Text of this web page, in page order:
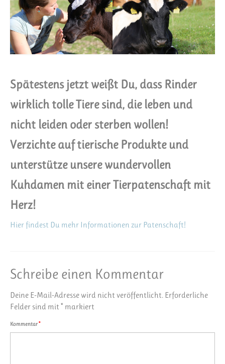
Spätestens jetzt weißt Du, dass Rinder
wirklich tolle Tiere sind, die leben und
nicht leiden oder sterben wollen!
Verzichte auf tierische Produkte und
unterstütze unsere wundervollen
Kuhdamen mit einer Tierpatenschaft mit
Herz!
Hier findest Du mehr Informationen zur Patenschaft!
Schreibe einen Kommentar
Deine E-Mail-Adresse wird nicht veröffentlicht. Erforderliche
Felder sind mit * markiert
Kommentar*